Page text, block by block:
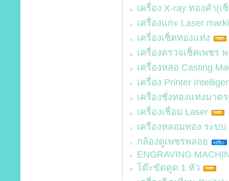
เครื่อง X-ray ทองคำ(เ
เครื่องแกะ Laser
เครื่องเช็คทองแท่ง
เครื่องตรวจเช็คเพชร
เครื่องหล่อ Casting
เครื่อง Printer
เครื่องชั่งทองแท่งมาต
เครื่องเชื่อม Laser
เครืองหลอมทอง ระบบ
กล้องดูเพชรพลอย
ENGRAVING
โต๊ะขัดดูด 1 หัว